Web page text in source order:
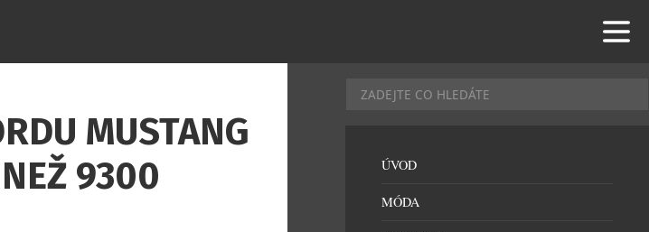
MUSTANG
9300
ÚVOD
MÓDA